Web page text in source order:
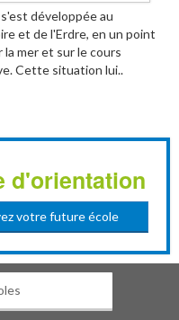
développée au
et de l'Erdre, en un point
la mer et sur le cours
Cette situation lui..
d'orientation
votre future école